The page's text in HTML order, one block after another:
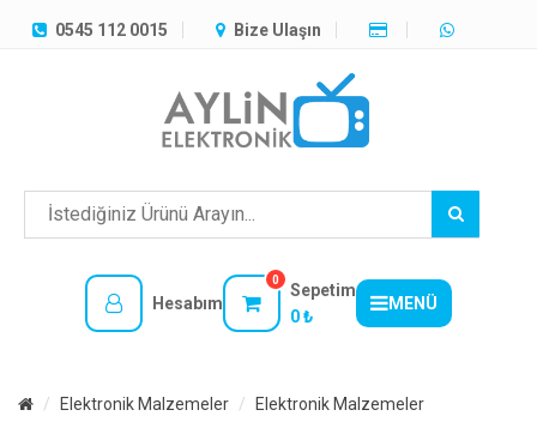
0545 112 0015 Bize Ulaşın
Hesabım
0
Sepetim
0 ₺
MENÜ
TÜM
Elektronik Malzemeler Elektronik Malzemeler